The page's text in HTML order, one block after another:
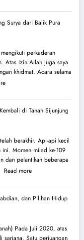
Surya dari Balik Pura
perkaderan
Atas Izin Allah juga saya
khidmat. Acara selama
:
Cahaya
Sang
Balik
Pura
di Tanah Sijunjung
berakhir. Api-api kecil
ini. Momen milad ke-109
dan pelantikan beberapa
Read more:
Surya
Bersinar
Tanah
Sijunjung
dan Pilihan Hidup
Pada Juli 2020, atas
sarjana. Satu perjuangan